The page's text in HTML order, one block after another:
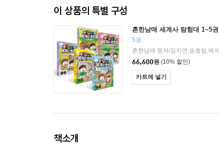
이 상품의 특별 구성
흔한남매 세계사 탐험대 1~5
5권
66,600원 (10% 할인)
카트에 넣기
책소개